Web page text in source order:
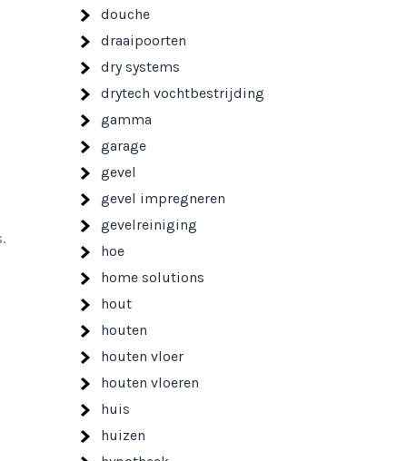
douche
draaipoorten
dry systems
drytech vochtbestrijding
gamma
garage
gevel
gevel impregneren
gevelreiniging
hoe
home solutions
hout
houten
houten vloer
houten vloeren
huis
huizen